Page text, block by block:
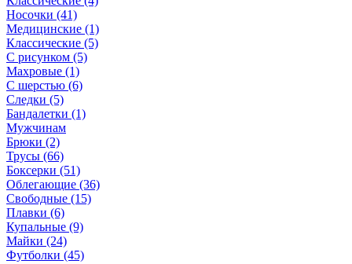
Носочки (41)
Медицинские (1)
Классические (5)
С рисунком (5)
Махровые (1)
С шерстью (6)
Следки (5)
Бандалетки (1)
Мужчинам
Брюки (2)
Трусы (66)
Боксерки (51)
Облегающие (36)
Свободные (15)
Плавки (6)
Купальные (9)
Майки (24)
Футболки (45)